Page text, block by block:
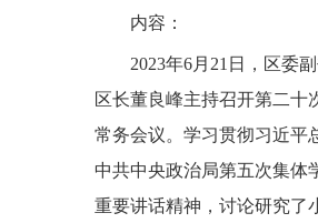
内容：
2023年6月 21 日
，区委
区长董良峰主持召开第二十
常务会议。 学习贯彻习近平
中共中央政治局第五次集体
重要讲话精神， 讨论研究了